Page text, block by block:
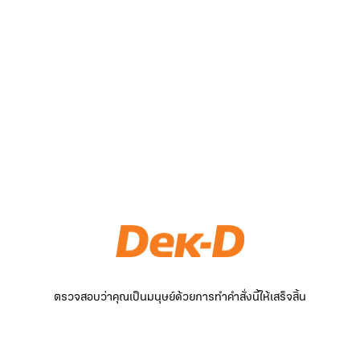
ตรวจสอบว่าคุณเป็นมนุษย์ด้วยการทำคำสั่งนี้ให้เสร็จสิ้น